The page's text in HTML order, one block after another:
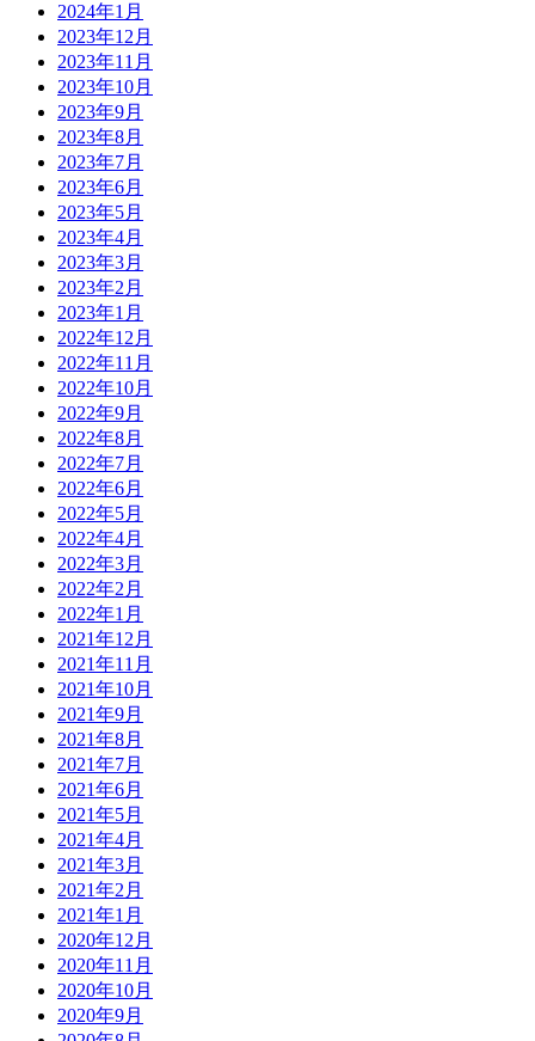
2024年1月
2023年12月
2023年11月
2023年10月
2023年9月
2023年8月
2023年7月
2023年6月
2023年5月
2023年4月
2023年3月
2023年2月
2023年1月
2022年12月
2022年11月
2022年10月
2022年9月
2022年8月
2022年7月
2022年6月
2022年5月
2022年4月
2022年3月
2022年2月
2022年1月
2021年12月
2021年11月
2021年10月
2021年9月
2021年8月
2021年7月
2021年6月
2021年5月
2021年4月
2021年3月
2021年2月
2021年1月
2020年12月
2020年11月
2020年10月
2020年9月